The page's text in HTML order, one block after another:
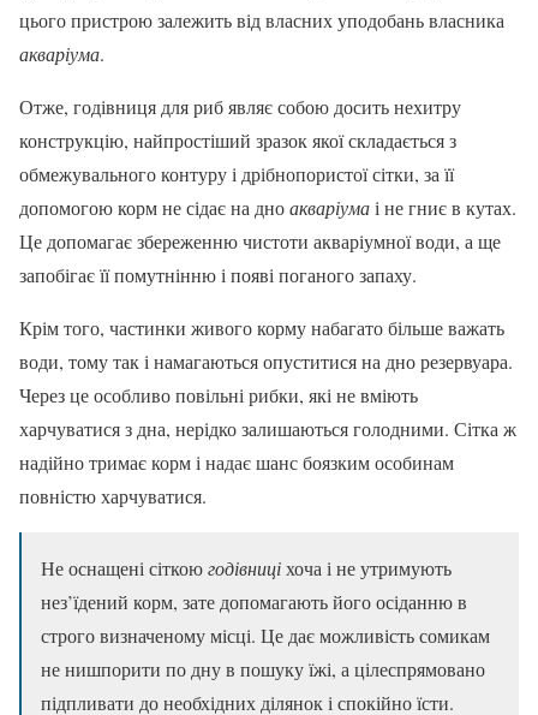
цього пристрою залежить від власних уподобань власника
акваріума.
Отже, годівниця для риб являє собою досить нехитру
конструкцію, найпростіший зразок якої складається з
обмежувального контуру і дрібнопористої сітки, за її
допомогою корм не сідає на дноакваріумаі не гниє в кутах.
Це допомагає збереженню чистоти акваріумної води, а ще
запобігає її помутнінню і появі поганого запаху.
Крім того, частинки живого корму набагато більше важать
води, тому так і намагаються опуститися на дно резервуара.
Через це особливо повільні рибки, які не вміють
харчуватися з дна, нерідко залишаються голодними. Сітка ж
надійно тримає корм і надає шанс боязким особинам
повністю харчуватися.
Не оснащені сіткоюгодівниціхоча і не утримують
нез’їдений корм, зате допомагають його осіданню в
строго визначеному місці. Це дає можливість сомикам
не нишпорити по дну в пошуку їжі, а цілеспрямовано
підпливати до необхідних ділянок і спокійно їсти.